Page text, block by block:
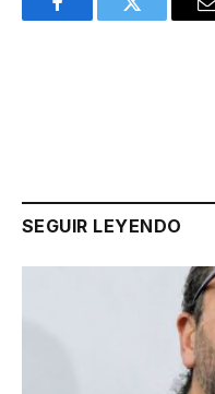
FacebookTwitter
SEGUIR LEYENDO